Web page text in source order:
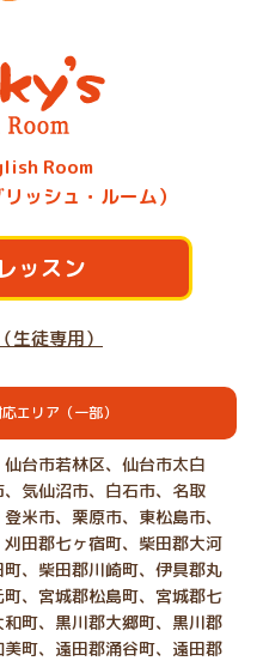
Room
ッシュ・ルーム）
ッスン
生徒専用）
エリア（一部）
台市若林区、仙台市太白
気仙沼市、白石市、名取
米市、栗原市、東松島市、
田郡七ヶ宿町、柴田郡大河
、柴田郡川崎町、伊具郡丸
、宮城郡松島町、宮城郡七
町、黒川郡大郷町、黒川郡
町、遠田郡涌谷町、遠田郡